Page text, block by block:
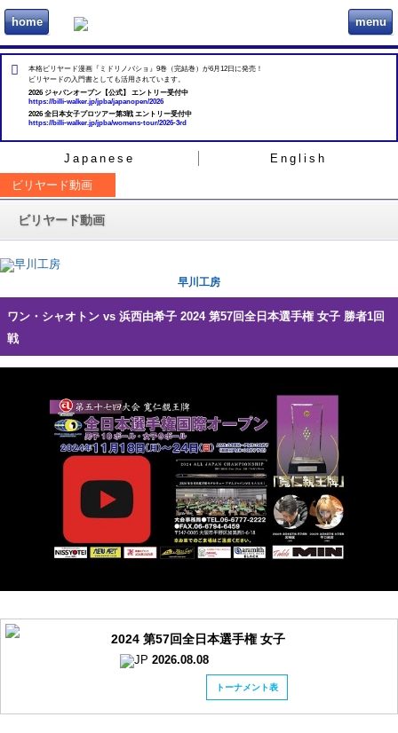
home ビリヲカ menu
本格ビリヤード漫画『ミドリノバショ』9巻（完結巻）が6月12日に発売！
ビリヤードの入門書としても活用されています。
2026 ジャパンオープン【公式】 エントリー受付中
https://billi-walker.jp/jpba/japanopen/2026
2026 全日本女子プロツアー第3戦 エントリー受付中
https://billi-walker.jp/jpba/womens-tour/2026-3rd
Japanese
English
ビリヤード動画
ビリヤード動画
早川工房
ワン・シャオトン vs 浜西由希子 2024 第57回全日本選手権 女子 勝者1回
戦
2024 第57回全日本選手権 女子
2026.08.08
トーナメント表